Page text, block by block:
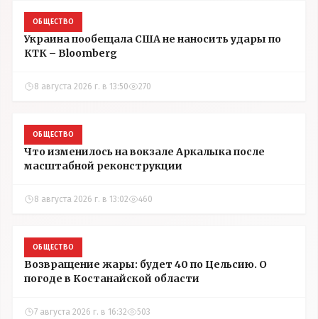
ОБЩЕСТВО
Украина пообещала США не наносить удары по
КТК – Bloomberg
8 августа 2026 г. в 13:50 270
ОБЩЕСТВО
Что изменилось на вокзале Аркалыка после
масштабной реконструкции
8 августа 2026 г. в 13:02 460
ОБЩЕСТВО
Возвращение жары: будет 40 по Цельсию. О
погоде в Костанайской области
7 августа 2026 г. в 16:32 503